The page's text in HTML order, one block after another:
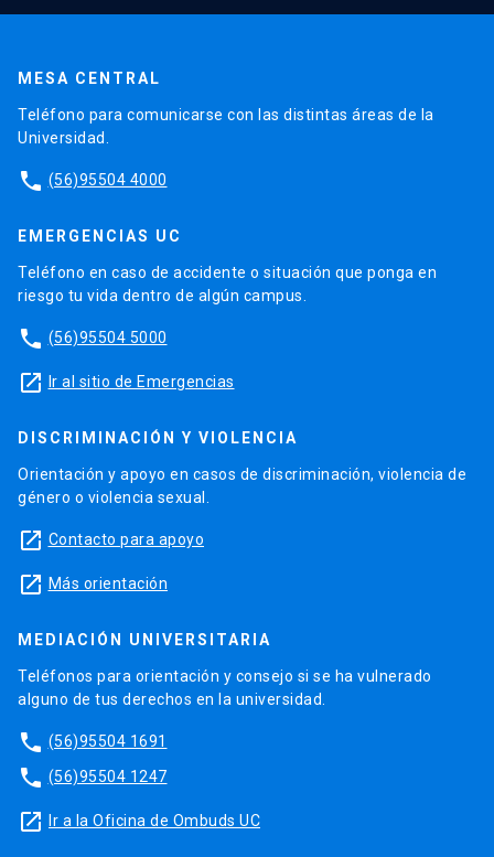
MESA CENTRAL
Teléfono para comunicarse con las distintas áreas de la
Universidad.
phone (56)95504 4000
EMERGENCIAS UC
Teléfono en caso de accidente o situación que ponga en
riesgo tu vida dentro de algún campus.
phone (56)95504 5000
launch Ir al sitio de Emergencias
DISCRIMINACIÓN Y VIOLENCIA
Orientación y apoyo en casos de discriminación, violencia de
género o violencia sexual.
launch Contacto para apoyo
launch Más orientación
MEDIACIÓN UNIVERSITARIA
Teléfonos para orientación y consejo si se ha vulnerado
alguno de tus derechos en la universidad.
phone (56)95504 1691
phone (56)95504 1247
launch Ir a la Oficina de Ombuds UC